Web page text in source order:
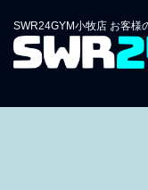
SWR24GYM小牧店 お客様